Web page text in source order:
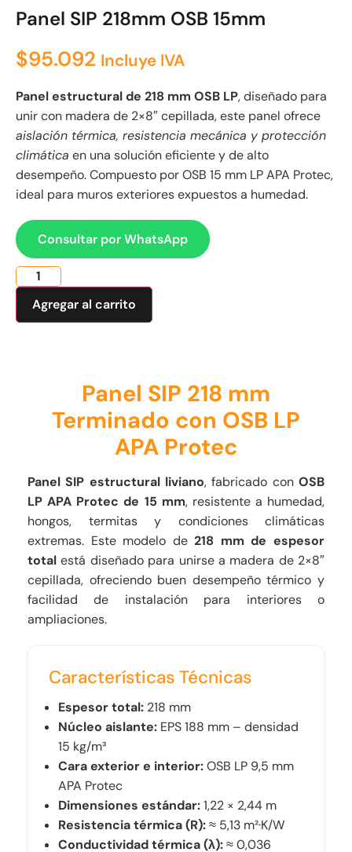
Panel SIP 218mm OSB 15mm
$95.092 Incluye IVA
Panel estructural de 218 mm OSB LP, diseñado para
unir con madera de 2×8″ cepillada, este panel ofrece
aislación térmica, resistencia mecánica y protección
climática en una solución eficiente y de alto
desempeño. Compuesto por OSB 15 mm LP APA Protec,
ideal para muros exteriores expuestos a humedad.
Consultar por WhatsApp
Agregar al carrito
Panel SIP 218 mm
Terminado con OSB LP
APA Protec
Panel SIP estructural liviano, fabricado con OSB
LP APA Protec de 15 mm, resistente a humedad,
hongos, termitas y condiciones climáticas
extremas. Este modelo de218 mm de espesor
total está diseñado para unirse a madera de 2×8″
cepillada, ofreciendo buen desempeño térmico y
facilidad de instalación para interiores o
ampliaciones.
Características Técnicas
Espesor total: 218 mm
Núcleo aislante: EPS 188 mm – densidad
15 kg/m³
Cara exterior e interior:OSB LP 9,5 mm
APA Protec
Dimensiones estándar:1,22 × 2,44 m
Resistencia térmica (R):≈ 5,13 m²·K/W
Conductividad térmica (λ):≈ 0,036